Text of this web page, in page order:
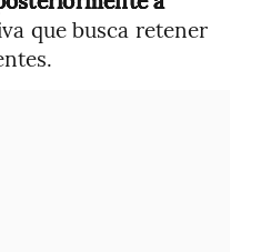
que busca retener